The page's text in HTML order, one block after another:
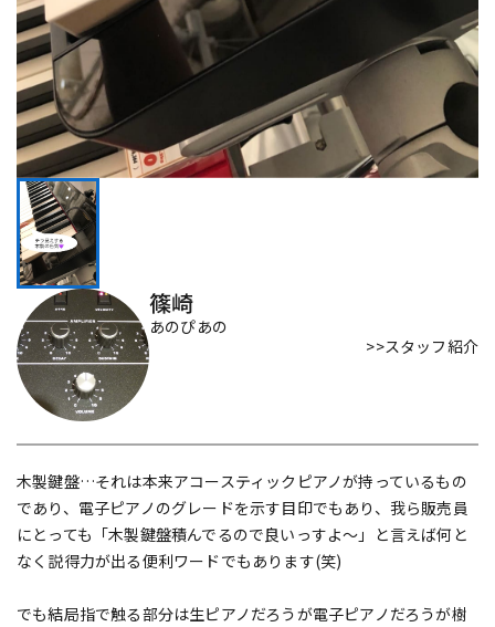
アンプ
DJ機器 DTM
DTM オンライン納品
配信/ライブ機器
中古 ヴィンテージ
篠崎
あのぴあの
>>スタッフ紹介
木製鍵盤…それは本来アコースティックピアノが持っているもの
であり、電子ピアノのグレードを示す目印でもあり、我ら販売員
にとっても「木製鍵盤積んでるので良いっすよ〜」と言えば何と
なく説得力が出る便利ワードでもあります(笑)
でも結局指で触る部分は生ピアノだろうが電子ピアノだろうが樹